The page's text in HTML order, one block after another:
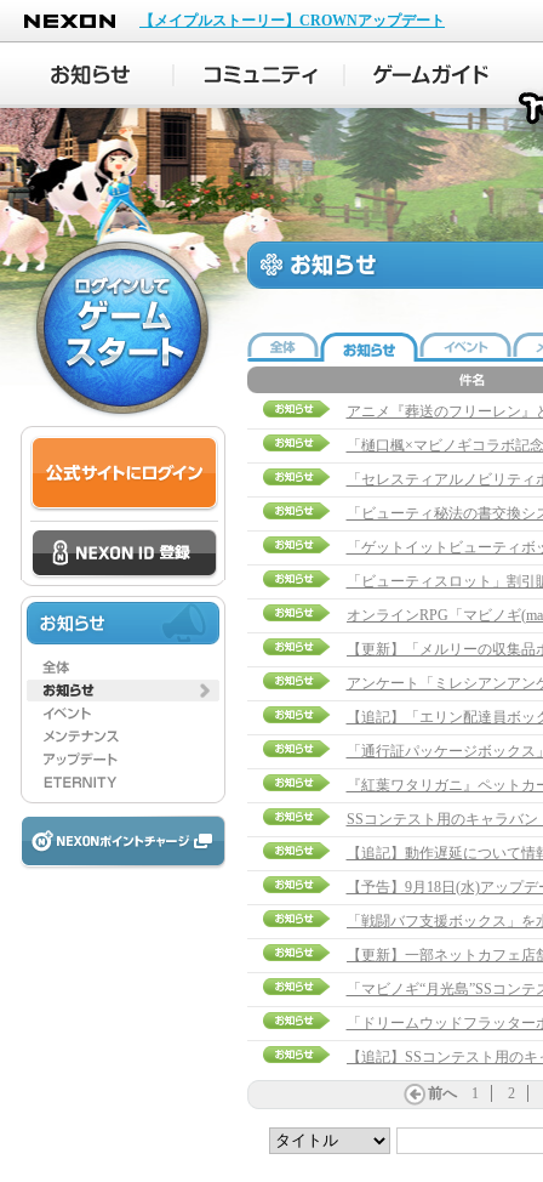
NEXON
【メイプルストーリー】CROWNアップデート
アニメ『葬送のフリーレン』
「樋口楓×マビノギコラボ記
「セレスティアルノビリテ
「ビューティ秘法の書交換
「ゲットイットビューティ
「ビューティスロット」割引
アンケート「ミレシアンアン
【追記】「エリン配達員ボ
「通行証パッケージボック
『紅葉ワタリガニ』ペット
SSコンテスト用のキャラバ
【追記】動作遅延について情
【予告】9月18日(水)アップ
「マビノギ“月光島”SSコン
「ドリームウッドフラッタ
前へ 1 2